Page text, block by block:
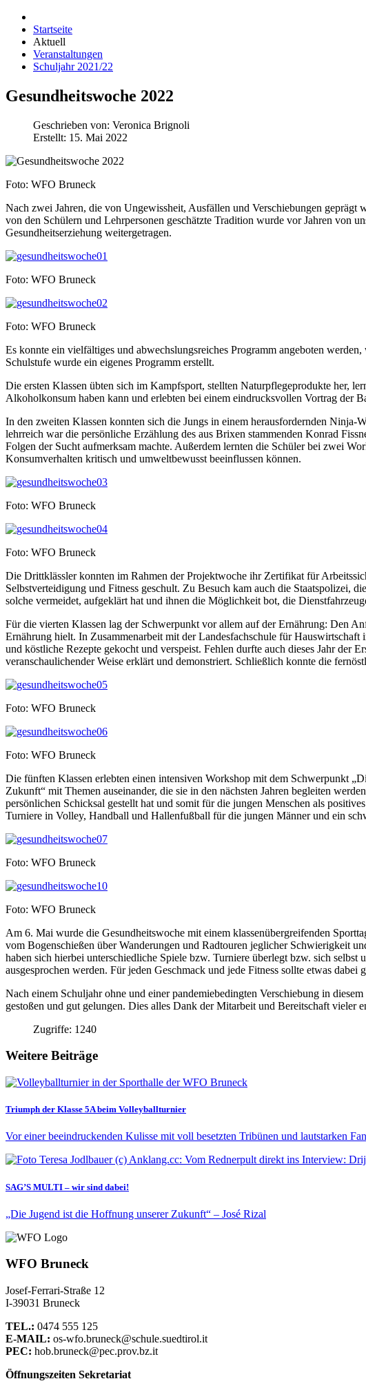
Startseite
Aktuell
Veranstaltungen
Schuljahr 2021/22
Gesundheitswoche 2022
Geschrieben von: Veronica Brignoli
Erstellt: 15. Mai 2022
Foto: WFO Bruneck
Nach zwei Jahren, die von Ungewissheit, Ausfällen und Verschiebungen
von den Schülern und Lehrpersonen geschätzte Tradition wurde vor Jahren von
Gesundheitserziehung weitergetragen.
Foto: WFO Bruneck
Foto: WFO Bruneck
Es konnte ein vielfältiges und abwechslungsreiches Programm angeboten
Schulstufe wurde ein eigenes Programm erstellt.
Die ersten Klassen übten sich im Kampfsport, stellten Naturpflegeprodukte her,
Alkoholkonsum haben kann und erlebten bei einem eindrucksvollen Vortrag der
In den zweiten Klassen konnten sich die Jungs in einem herausfordernden
lehrreich war die persönliche Erzählung des aus Brixen stammenden Konrad
Folgen der Sucht aufmerksam machte. Außerdem lernten die Schüler bei zwei
Konsumverhalten kritisch und umweltbewusst beeinflussen können.
Foto: WFO Bruneck
Foto: WFO Bruneck
Die Drittklässler konnten im Rahmen der Projektwoche ihr Zertifikat für
Selbstverteidigung und Fitness geschult. Zu Besuch kam auch die Staatspolizei,
solche vermeidet, aufgeklärt hat und ihnen die Möglichkeit bot, die
Für die vierten Klassen lag der Schwerpunkt vor allem auf der Ernährung: Den
Ernährung hielt. In Zusammenarbeit mit der Landesfachschule für
und köstliche Rezepte gekocht und verspeist. Fehlen durfte auch dieses Jahr
veranschaulichender Weise erklärt und demonstriert. Schließlich konnte die
Foto: WFO Bruneck
Foto: WFO Bruneck
Die fünften Klassen erlebten einen intensiven Workshop mit dem Schwerpunkt
Zukunft“ mit Themen auseinander, die sie in den nächsten Jahren begleiten
persönlichen Schicksal gestellt hat und somit für die jungen Menschen als
Turniere in Volley, Handball und Hallenfußball für die jungen Männer und ein
Foto: WFO Bruneck
Foto: WFO Bruneck
Am 6. Mai wurde die Gesundheitswoche mit einem klassenübergreifenden
vom Bogenschießen über Wanderungen und Radtouren jeglicher Schwierigkeit
haben sich hierbei unterschiedliche Spiele bzw. Turniere überlegt bzw. sich
ausgesprochen werden. Für jeden Geschmack und jede Fitness sollte etwas dabei
Nach einem Schuljahr ohne und einer pandemiebedingten Verschiebung in
gestoßen und gut gelungen. Dies alles Dank der Mitarbeit und Bereitschaft vieler
Zugriffe: 1240
Weitere Beiträge
Triumph der Klasse 5A beim Volleyballturnier
Vor einer beeindruckenden Kulisse mit voll besetzten Tribünen und lautstarken
SAG’S MULTI – wir sind dabei!
„Die Jugend ist die Hoffnung unserer Zukunft“ – José Rizal
WFO Bruneck
Josef-Ferrari-Straße 12
I-39031 Bruneck
TEL.: 0474 555 125
E-MAIL: os-wfo.bruneck@schule.suedtirol.it
PEC: hob.bruneck@pec.prov.bz.it
Öffnungszeiten Sekretariat